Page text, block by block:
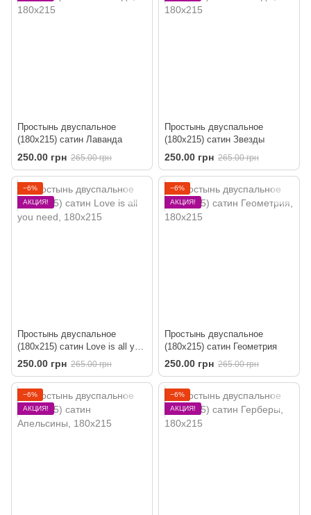
Простынь двуспальное
(180х215) сатин Лаванда
250.00 грн 265.00 грн
Простынь двуспальное
(180х215) сатин Звезды
250.00 грн 265.00 грн
−6%
АКЦИЯ!
Простынь двуспальное
(180х215) сатин Love is all you
need
250.00 грн 265.00 грн
−6%
АКЦИЯ!
Простынь двуспальное
(180х215) сатин Геометрия
250.00 грн 265.00 грн
−6%
АКЦИЯ!
−6%
АКЦИЯ!